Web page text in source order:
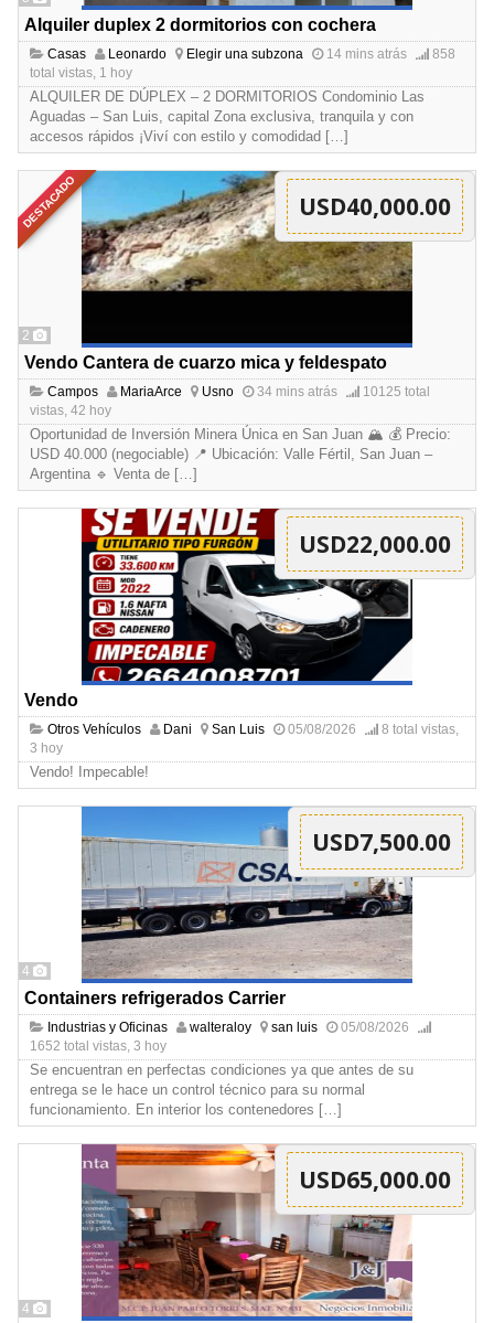
Alquiler duplex 2 dormitorios con cochera
Casas Leonardo Elegir una subzona 14 mins atrás
858
total vistas, 1 hoy
ALQUILER DE DÚPLEX – 2 DORMITORIOS Condominio Las
Aguadas – San Luis, capital Zona exclusiva, tranquila y con
accesos rápidos ¡Viví con estilo y comodidad […]
DESTACADO
2
USD40,000.00
Vendo Cantera de cuarzo mica y feldespato
Campos MariaArce Usno 34 mins atrás
10125 total
vistas, 42 hoy
Oportunidad de Inversión Minera Única en San Juan 🏔️ 💰 Precio:
USD 40.000 (negociable) 📍 Ubicación: Valle Fértil, San Juan –
Argentina 🔹 Venta de […]
USD22,000.00
Vendo
Otros Vehículos Dani San Luis 05/08/2026
8 total vistas,
3 hoy
Vendo! Impecable!
4
USD7,500.00
Containers refrigerados Carrier
Industrias y Oficinas walteraloy san luis
05/08/2026
1652 total vistas, 3 hoy
Se encuentran en perfectas condiciones ya que antes de su
entrega se le hace un control técnico para su normal
funcionamiento. En interior los contenedores […]
4
USD65,000.00